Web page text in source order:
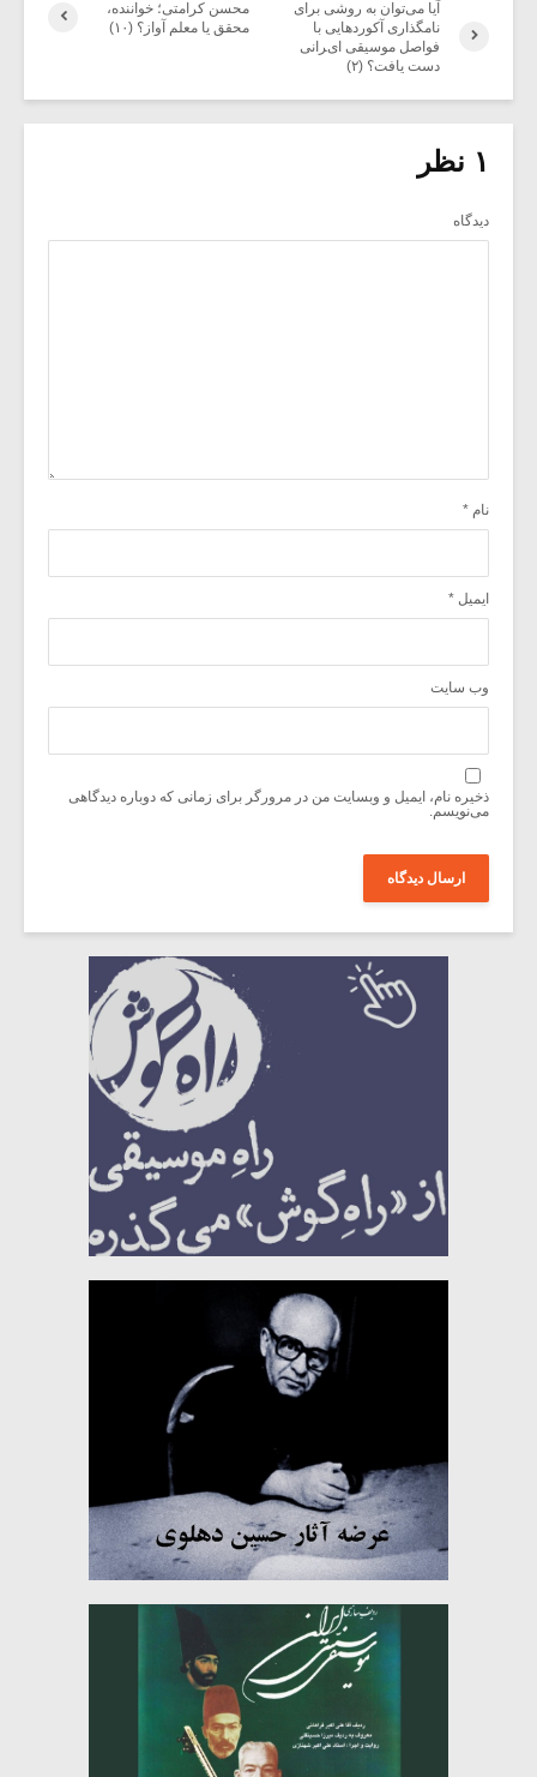
محسن کرامتی؛ خواننده،
محقق یا معلم آواز؟ (۱۰)
آیا می‌توان به روشی برای
نامگذاری آکوردهایی با
فواصل موسیقی ایرانی
دست یافت؟ (۲)
۱ نظر
دیدگاه
نام *
ایمیل *
وب‌ سایت
ذخیره نام، ایمیل و وبسایت من در مرورگر برای زمانی که دوباره دیدگاهی
می‌نویسم.